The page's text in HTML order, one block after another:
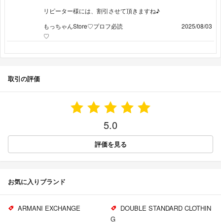
リピーター様には、割引させて頂きますね♪
もっちゃんStore♡プロフ必読
♡
2025/08/03
取引の評価
5.0
評価を見る
お気に入りブランド
ARMANI EXCHANGE
DOUBLE STANDARD CLOTHIN
G